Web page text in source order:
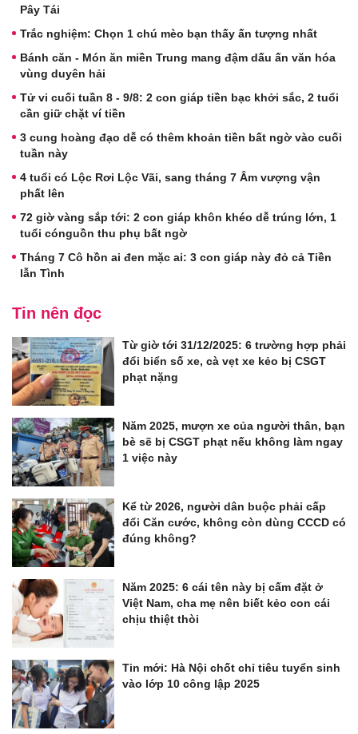
Pây Tái
Trắc nghiệm: Chọn 1 chú mèo bạn thấy ấn tượng nhất
Bánh căn - Món ăn miền Trung mang đậm dấu ấn văn hóa
vùng duyên hải
Tử vi cuối tuần 8 - 9/8: 2 con giáp tiền bạc khởi sắc, 2 tuổi
cần giữ chặt ví tiền
3 cung hoàng đạo dễ có thêm khoản tiền bất ngờ vào cuối
tuần này
4 tuổi có Lộc Rơi Lộc Vãi, sang tháng 7 Âm vượng vận
phất lên
72 giờ vàng sắp tới: 2 con giáp khôn khéo dễ trúng lớn, 1
tuổi cónguồn thu phụ bất ngờ
Tháng 7 Cô hồn ai đen mặc ai: 3 con giáp này đỏ cả Tiền
lẫn Tình
Tin nên đọc
Từ giờ tới 31/12/2025: 6 trường hợp phải
đổi biển số xe, cà vẹt xe kẻo bị CSGT
phạt nặng
Năm 2025, mượn xe của người thân, bạn
bè sẽ bị CSGT phạt nếu không làm ngay
1 việc này
Kể từ 2026, người dân buộc phải cấp
đổi Căn cước, không còn dùng CCCD có
đúng không?
Năm 2025: 6 cái tên này bị cấm đặt ở
Việt Nam, cha mẹ nên biết kẻo con cái
chịu thiệt thòi
Tin mới: Hà Nội chốt chỉ tiêu tuyển sinh
vào lớp 10 công lập 2025